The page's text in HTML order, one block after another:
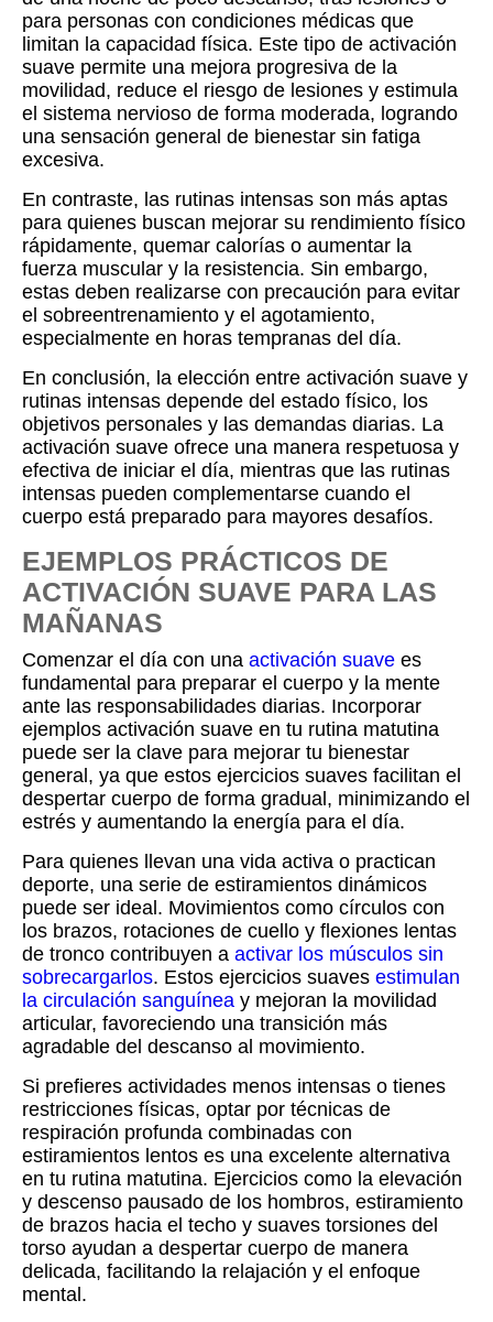
para personas con condiciones médicas que
limitan la capacidad física. Este tipo de activación
suave permite una mejora progresiva de la
movilidad, reduce el riesgo de lesiones y estimula
el sistema nervioso de forma moderada, logrando
una sensación general de bienestar sin fatiga
excesiva.
En contraste, las rutinas intensas son más aptas
para quienes buscan mejorar su rendimiento físico
rápidamente, quemar calorías o aumentar la
fuerza muscular y la resistencia. Sin embargo,
estas deben realizarse con precaución para evitar
el sobreentrenamiento y el agotamiento,
especialmente en horas tempranas del día.
En conclusión, la elección entre activación suave y
rutinas intensas depende del estado físico, los
objetivos personales y las demandas diarias. La
activación suave ofrece una manera respetuosa y
efectiva de iniciar el día, mientras que las rutinas
intensas pueden complementarse cuando el
cuerpo está preparado para mayores desafíos.
EJEMPLOS PRÁCTICOS DE
ACTIVACIÓN SUAVE PARA LAS
MAÑANAS
Comenzar el día con una activación suave es
fundamental para preparar el cuerpo y la mente
ante las responsabilidades diarias. Incorporar
ejemplos activación suave en tu rutina matutina
puede ser la clave para mejorar tu bienestar
general, ya que estos ejercicios suaves facilitan el
despertar cuerpo de forma gradual, minimizando el
estrés y aumentando la energía para el día.
Para quienes llevan una vida activa o practican
deporte, una serie de estiramientos dinámicos
puede ser ideal. Movimientos como círculos con
los brazos, rotaciones de cuello y flexiones lentas
de tronco contribuyen a activar los músculos sin
sobrecargarlos. Estos ejercicios suaves estimulan
la circulación sanguínea y mejoran la movilidad
articular, favoreciendo una transición más
agradable del descanso al movimiento.
Si prefieres actividades menos intensas o tienes
restricciones físicas, optar por técnicas de
respiración profunda combinadas con
estiramientos lentos es una excelente alternativa
en tu rutina matutina. Ejercicios como la elevación
y descenso pausado de los hombros, estiramiento
de brazos hacia el techo y suaves torsiones del
torso ayudan a despertar cuerpo de manera
delicada, facilitando la relajación y el enfoque
mental.